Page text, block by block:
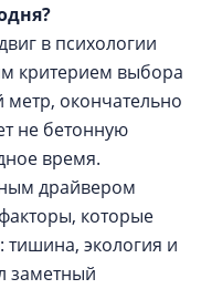
в психологии
критерием выбора
метр, окончательно
не бетонную
время.
драйвером
которые
экология и
заметный